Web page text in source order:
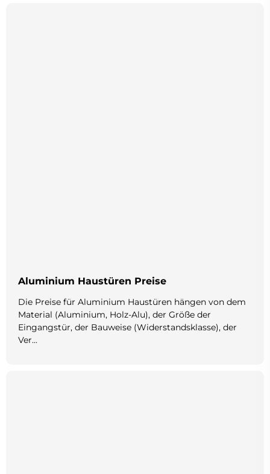
Aluminium Haustüren Preise
Die Preise für Aluminium Haustüren hängen von dem
Material (Aluminium, Holz-Alu), der Größe der
Eingangstür, der Bauweise (Widerstandsklasse), der
Ver...